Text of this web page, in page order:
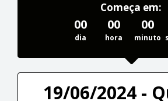
Começa em:
00
dia
00
hora
00
minuto
19/06/2024 -